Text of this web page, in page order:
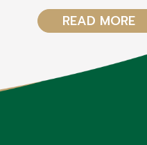
second most
women?READ MORE